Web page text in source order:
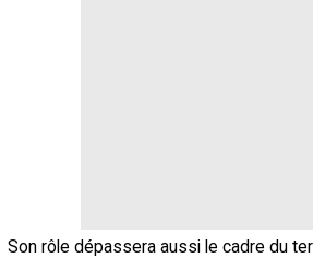
Son rôle dépassera aussi le cadre du